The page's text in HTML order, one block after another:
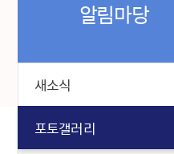
알림마당
새소식
포토갤러리